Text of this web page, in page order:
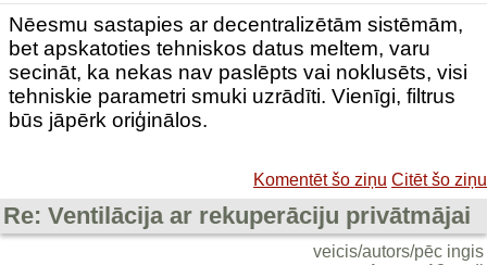
Nēesmu sastapies ar decentralizētām sistēmām,
bet apskatoties tehniskos datus meltem, varu
secināt, ka nekas nav paslēpts vai noklusēts, visi
tehniskie parametri smuki uzrādīti. Vienīgi, filtrus
būs jāpērk oriģinālos.
Komentēt šo ziņu Citēt šo ziņu
Re: Ventilācija ar rekuperāciju privātmājai
veicis/autors/pēc ingis